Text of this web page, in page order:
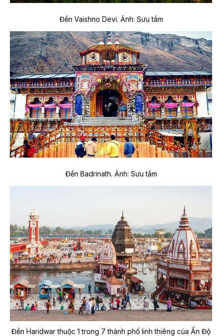
Đền Vaishno Devi. Ảnh: Sưu tầm
Đền Badrinath. Ảnh: Sưu tầm
Đền Haridwar thuộc 1 trong 7 thành phố linh thiêng của Ấn Độ